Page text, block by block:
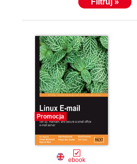
Filtruj »
Promocja
ebook